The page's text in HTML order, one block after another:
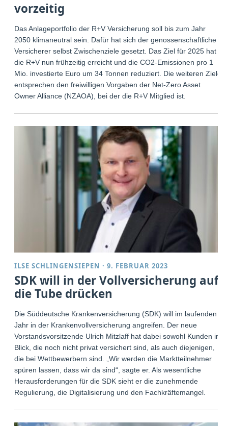
vorzeitig
Das Anlageportfolio der R+V Versicherung soll bis zum Jahr
2050 klimaneutral sein. Dafür hat sich der genossenschaftliche
Versicherer selbst Zwischenziele gesetzt. Das Ziel für 2025 hat
die R+V nun frühzeitig erreicht und die CO2-Emissionen pro 1
Mio. investierte Euro um 34 Tonnen reduziert. Die weiteren Ziele
entsprechen den freiwilligen Vorgaben der Net-Zero Asset
Owner Alliance (NZAOA), bei der die R+V Mitglied ist.
ILSE SCHLINGENSIEPEN ·9. FEBRUAR 2023
SDK will in der Vollversicherung auf
die Tube drücken
Die Süddeutsche Krankenversicherung (SDK) will im laufenden
Jahr in der Krankenvollversicherung angreifen. Der neue
Vorstandsvorsitzende Ulrich Mitzlaff hat dabei sowohl Kunden im
Blick, die noch nicht privat versichert sind, als auch diejenigen,
die bei Wettbewerbern sind. „Wir werden die Marktteilnehmer
spüren lassen, dass wir da sind“, sagte er. Als wesentliche
Herausforderungen für die SDK sieht er die zunehmende
Regulierung, die Digitalisierung und den Fachkräftemangel.